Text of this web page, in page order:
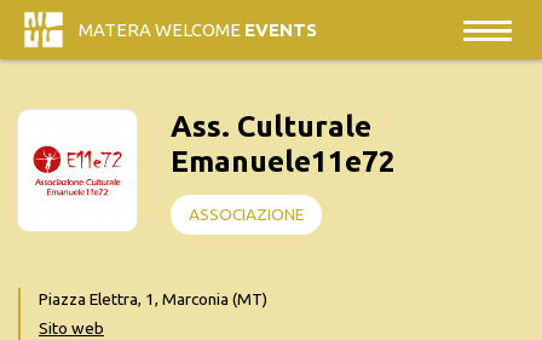
MATERA WELCOME EVENTS
Ass. Culturale
Emanuele11e72
ASSOCIAZIONE
Piazza Elettra, 1, Marconia (MT)
Sito web